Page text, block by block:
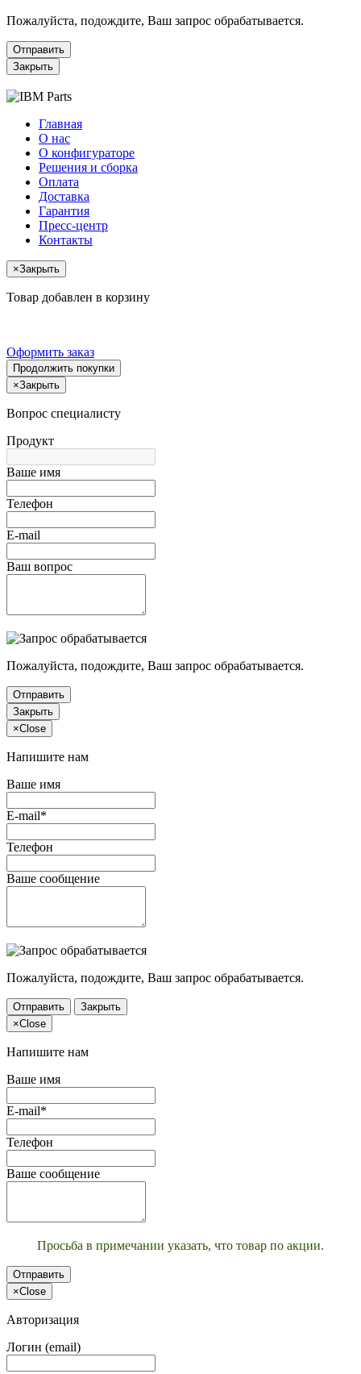
Пожалуйста, подождите, Ваш запрос обрабатывается.
Отправить
Закрыть
Главная
О нас
О конфигураторе
Решения и сборка
Оплата
Доставка
Гарантия
Пресс-центр
Контакты
×Закрыть
Товар добавлен в корзину
Оформить заказ
Продолжить покупки
×Закрыть
Вопрос специалисту
Продукт
Ваше имя
Телефон
E-mail
Ваш вопрос
Пожалуйста, подождите, Ваш запрос обрабатывается.
Отправить
Закрыть
×Close
Напишите нам
Ваше имя
E-mail*
Телефон
Ваше сообщение
Пожалуйста, подождите, Ваш запрос обрабатывается.
Отправить
Закрыть
×Close
Напишите нам
Ваше имя
E-mail*
Телефон
Ваше сообщение
Просьба в примечании указать, что товар по акции.
Отправить
×Close
Авторизация
Логин (email)